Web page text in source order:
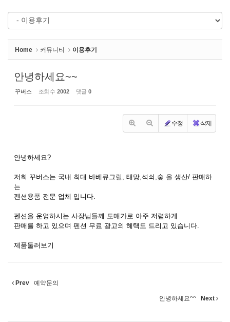
Home 커뮤니티 이용후기
안녕하세요~~
꾸버스 조회 수 2002 댓글 0
수정 삭제
안녕하세요?
저희 꾸버스는 국내 최대 바베큐그릴, 태망,석쇠,숯 을 생산/ 판매하
는
펜션용품 전문 업체 입니다.
펜션을 운영하시는 사장님들께 도매가로 아주 저렴하게
판매를 하고 있으며 펜션 무료 광고의 혜택도 드리고 있습니다.
제품둘러보기
Prev 예약문의
안녕하세요^^ Next